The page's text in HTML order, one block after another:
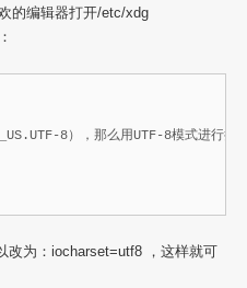
的编辑器打开/etc/xdg
8），那么用UTF-8模式进行挂
改为：iocharset=utf8 ，这样就可